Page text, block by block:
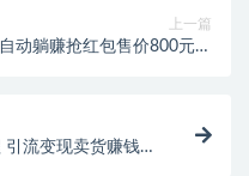
上一篇
动躺赚抢红包售价800元项
流变现卖货赚钱秘